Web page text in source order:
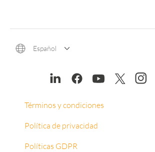
Español
Términos y condiciones
Política de privacidad
Políticas GDPR